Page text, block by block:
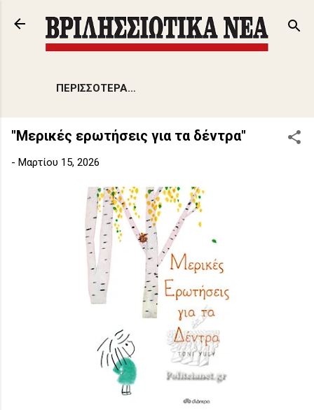
Μετάβαση στο κύριο περιεχόμενο
ΠΕΡΙΣΣΌΤΕΡΑ…
"Μερικές ερωτήσεις για τα δέντρα"
- Μαρτίου 15, 2026